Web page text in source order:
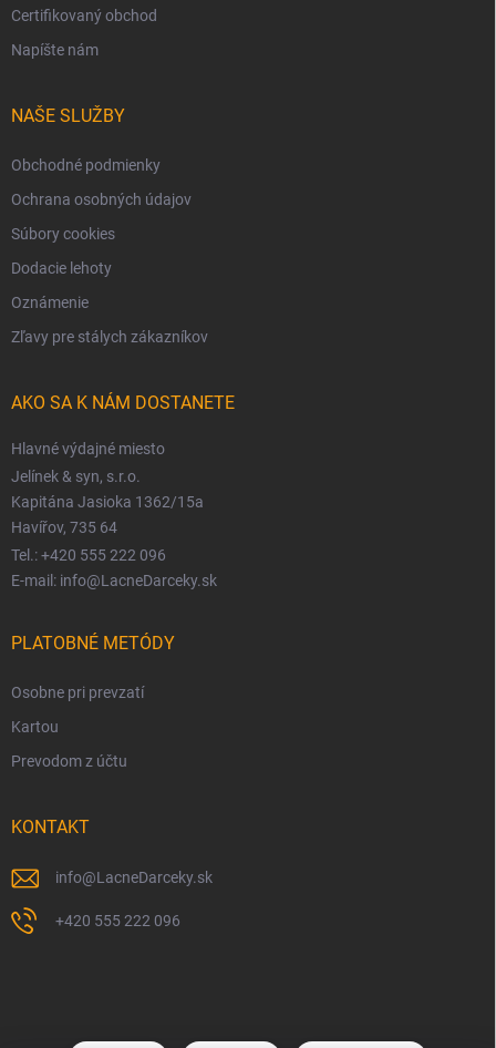
Certifikovaný obchod
Napíšte nám
NAŠE SLUŽBY
Obchodné podmienky
Ochrana osobných údajov
Súbory cookies
Dodacie lehoty
Oznámenie
Zľavy pre stálych zákazníkov
AKO SA K NÁM DOSTANETE
Hlavné výdajné miesto
Jelínek & syn, s.r.o.
Kapitána Jasioka 1362/15a
Havířov, 735 64
Tel.: +420 555 222 096
E-mail: info@LacneDarceky.sk
PLATOBNÉ METÓDY
Osobne pri prevzatí
Kartou
Prevodom z účtu
KONTAKT
info@LacneDarceky.sk
+420 555 222 096